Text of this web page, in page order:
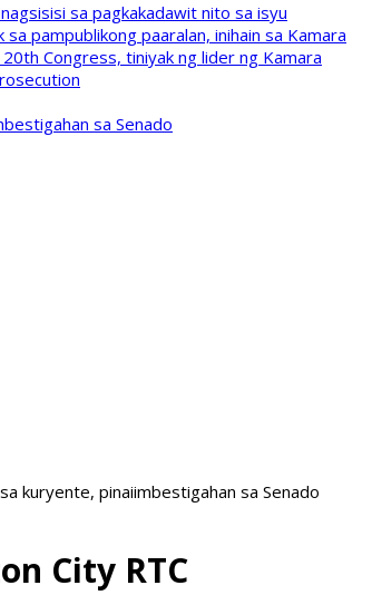
sa pagkakadawit nito sa isyu
pampublikong paaralan, inihain sa Kamara
Congress, tiniyak ng lider ng Kamara
sa Senado
kuryente, pinaiimbestigahan sa Senado
City RTC